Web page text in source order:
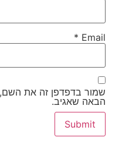
Email
*
שמור בדפדפן זה את השם,
הבאה שאגיב.